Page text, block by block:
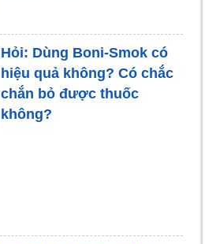
Hỏi: Dùng Boni-Smok có
hiệu quả không? Có chắc
chắn bỏ được thuốc
không?